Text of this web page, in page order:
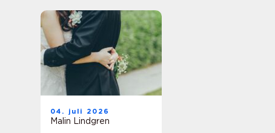
04. juli 2026
Malin Lindgren